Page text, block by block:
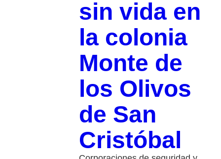
sin vida en
la colonia
Monte de
los Olivos
de San
Cristóbal